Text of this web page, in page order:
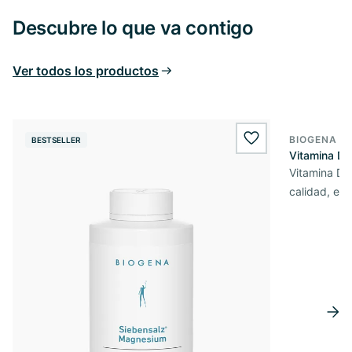
Descubre lo que va contigo
Ver todos los productos
BESTSELLER wishlist.add
BIOGENA
Vitamina
Vitamina
calidad, en